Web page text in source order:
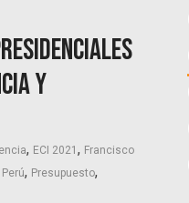
y
, ECI 2021, Francisco
Perú, Presupuesto,